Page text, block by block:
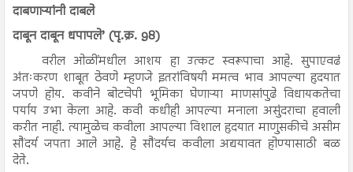
दाबणाऱ्यांनी दाबले
दाबून दाबून धपापले’ (पृ.क्र. 98)
वरील ओळींमधील आशय हा उत्कट स्वरूपाचा आहे. सुपाएवढं
अंतःकरण शाबूत ठेवणे म्हणजे इतरांविषयी ममत्व भाव आपल्या हृदयात
जपणे होय. कवीने बोटचेपी भूमिका घेणाऱ्या माणसांपुढे विधायकतेचा
पर्याय उभा केला आहे. कवी कधीही आपल्या मनाला असुंदराचा हवाली
करीत नाही. त्यामुळेच कवीला आपल्या विशाल हृदयात माणुसकीचे असीम
सौंदर्य जपता आले आहे. हे सौंदर्यच कवीला अद्ययावत होण्यासाठी बळ
देते.